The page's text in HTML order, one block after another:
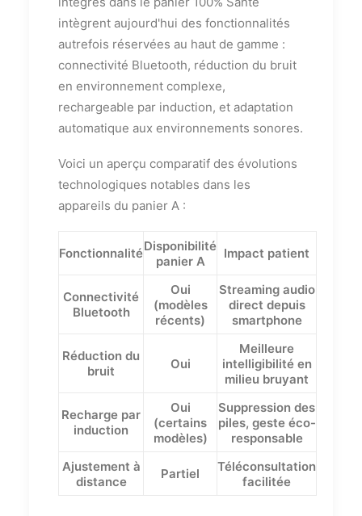
intègrent aujourd'hui des fonctionnalités
autrefois réservées au haut de gamme :
connectivité Bluetooth, réduction du bruit
en environnement complexe,
rechargeable par induction, et adaptation
automatique aux environnements sonores.
Voici un aperçu comparatif des évolutions
technologiques notables dans les
appareils du panier A :
FonctionnalitéDisponibilité
panier A
Impact patient
Connectivité
Bluetooth
Oui
(modèles
récents)
Streaming audio
direct depuis
smartphone
Réduction du
bruit
Oui
Meilleure
intelligibilité en
milieu bruyant
Recharge par
induction
Oui
(certains
modèles)
Suppression des
piles, geste éco-
responsable
Ajustement à
distance
Partiel
Téléconsultation
facilitée